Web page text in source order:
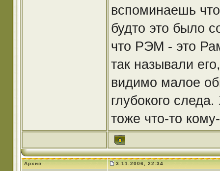
вспоминаешь
будто это было
что РЭМ - это
так называли
видимо малое
глубокого
тоже что-то
Архив 3.11.2006, 22:34